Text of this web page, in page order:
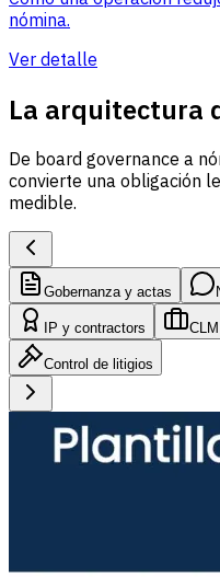
nómina.
Ver detalle
La arquitectura
De board governance a
convierte una obligación
medible.
Gobernanza y actas
IP y contractors
Control de litigios